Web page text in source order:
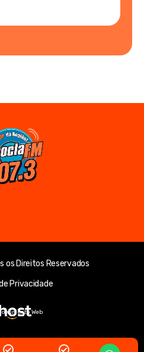
os Direitos Reservados
Privacidade
Web